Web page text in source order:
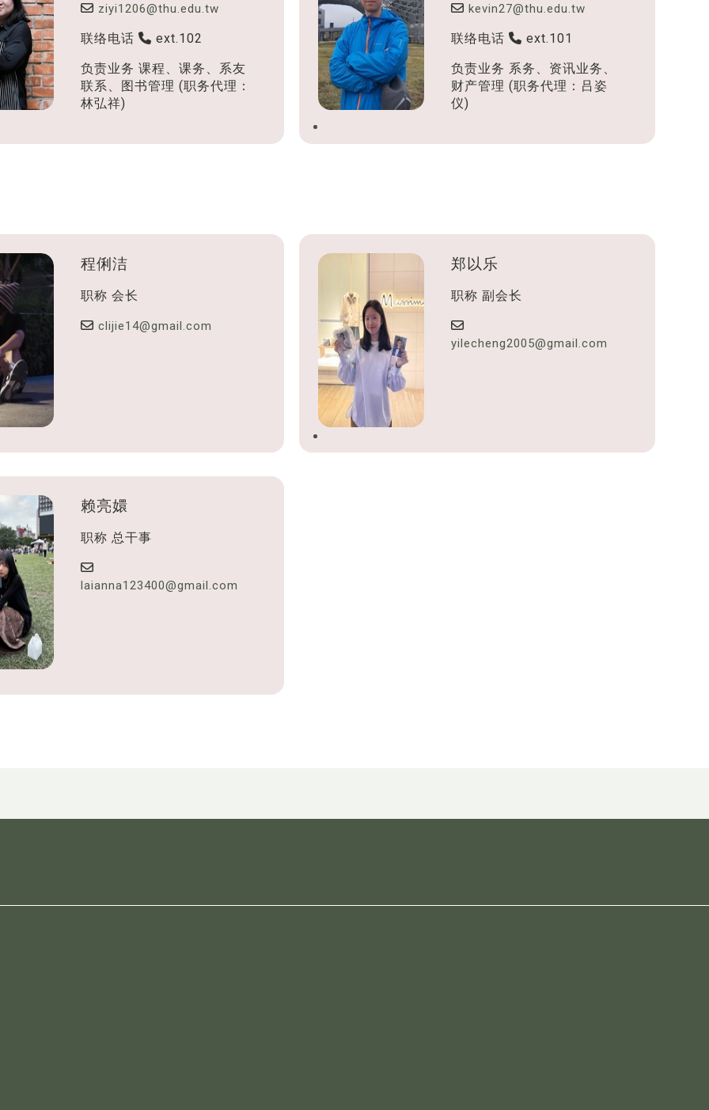
ziyi1206@thu.edu.tw
联络电话
ext.102
负责业务 课程、课务、系友
联系、图书管理 (职务代理：
林弘祥)
kevin27@thu.edu.tw
联络电话
ext.101
负责业务 系务、资讯业务、
财产管理 (职务代理：吕姿
仪)
程俐洁
职称 会长
clijie14@gmail.com
郑以乐
职称 副会长
yilecheng2005@gmail.com
赖亮嬛
职称 总干事
laianna123400@gmail.com